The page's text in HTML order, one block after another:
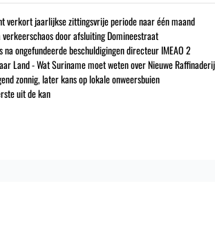
verkort jaarlijkse zittingsvrije periode naar één maand
door afsluiting Domineestraat
na ongefundeerde beschuldigingen directeur IMEAO 2
Land - Wat Suriname moet weten over Nieuwe
zonnig, later kans op lokale onweersbuien
uit de kan